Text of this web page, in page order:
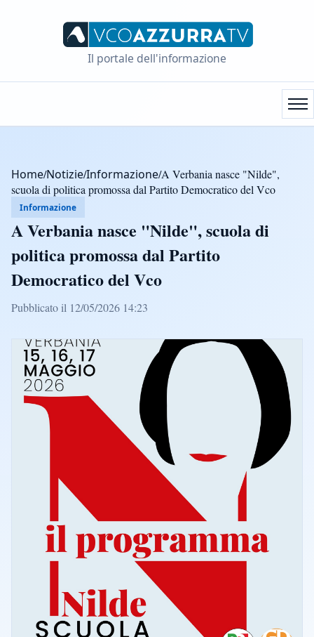
Il portale dell'informazione
Home/Notizie/Informazione/A Verbania nasce "Nilde",
scuola di politica promossa dal Partito Democratico del Vco
Informazione
A Verbania nasce "Nilde", scuola di
politica promossa dal Partito
Democratico del Vco
Pubblicato il 12/05/2026 14:23